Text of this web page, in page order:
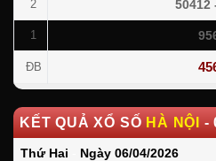
2 50412
1
ĐB
KẾT QUẢ XỔ SỐ HÀ NỘI -
Thứ Hai Ngày 06/04/2026